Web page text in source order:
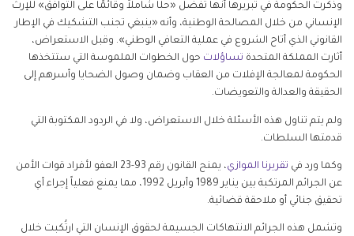
وذكرت الحكومة في تبريرها أنها تفضل «حلّاً شاملاً وقائمًا على التوافق» للإرث
الإنساني من خلال المصالحة الوطنية، وأنه «ينبغي تجنب التشكيك في الإطار
القانوني الذي أتاح الشروع في عملية التعافي الوطني». وقبل الاستعراض،
أثارت المملكة المتحدة تساؤلات حول الخطوات الملموسة التي ستتخذها
الحكومة لمعالجة الإفلات من العقاب وضمان وصول الضحايا وأسرهم إلى
الحقيقة والعدالة والتعويضات.
ولم يتم تناول هذه الأسئلة خلال الاستعراض، ولا في الردود المكتوبة التي
قدمتها السلطات.
وكما ورد في تقريرنا الموازي
، يمنح القانون رقم 93-23 العفو لأفراد قوات الأمن
عن الجرائم المرتكبة بين يناير 1989 وأبريل 1992، مما يمنع فعلياً إجراء أي
تحقيق جنائي أو ملاحقة قضائية.
وتشمل هذه الجرائم الانتهاكات الجسيمة لحقوق الإنسان التي ارتُكبت خلال